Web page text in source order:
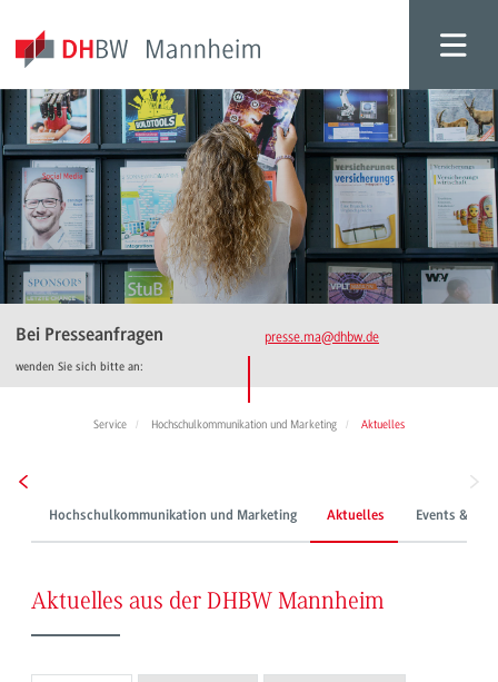
Bei Presseanfragen
wenden Sie sich bitte an:
presse.ma@dhbw.de
Service Hochschulkommunikation und Marketing Aktuelles
Hochschulkommunikation und Marketing Aktuelles Events &
Aktuelles aus der DHBW Mannheim